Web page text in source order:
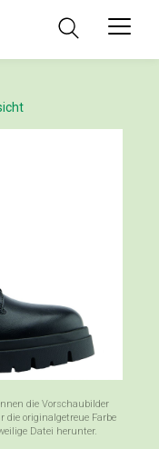
die Vorschaubilder
die originalgetreue Farbe
Datei herunter.